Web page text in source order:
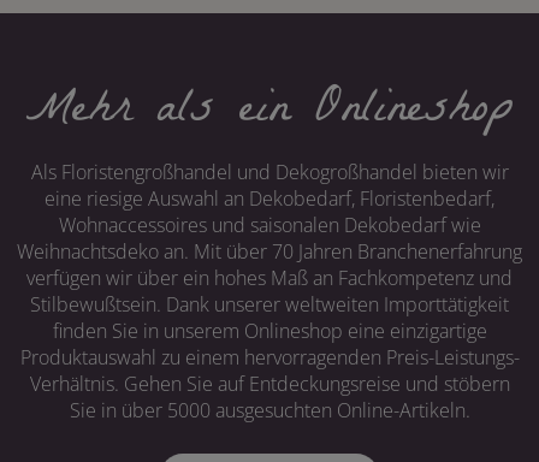
Mehr als ein Onlineshop
Als Floristengroßhandel und Dekogroßhandel bieten wir
eine riesige Auswahl an Dekobedarf, Floristenbedarf,
Wohnaccessoires und saisonalen Dekobedarf wie
Weihnachtsdeko an. Mit über 70 Jahren Branchenerfahrung
verfügen wir über ein hohes Maß an Fachkompetenz und
Stilbewußtsein. Dank unserer weltweiten Importtätigkeit
finden Sie in unserem Onlineshop eine einzigartige
Produktauswahl zu einem hervorragenden Preis-Leistungs-
Verhältnis. Gehen Sie auf Entdeckungsreise und stöbern
Sie in über 5000 ausgesuchten Online-Artikeln.